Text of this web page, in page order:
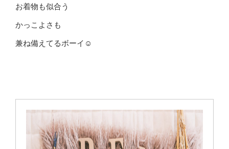
お着物も似合う
かっこよさも
兼ね備えてるボーイ☺